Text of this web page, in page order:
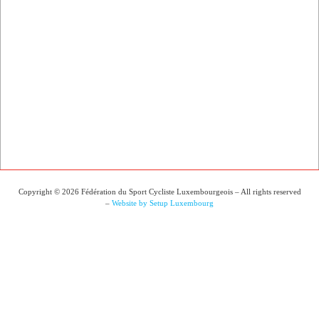
Copyright © 2026 Fédération du Sport Cycliste Luxembourgeois – All rights reserved
– Website by Setup Luxembourg